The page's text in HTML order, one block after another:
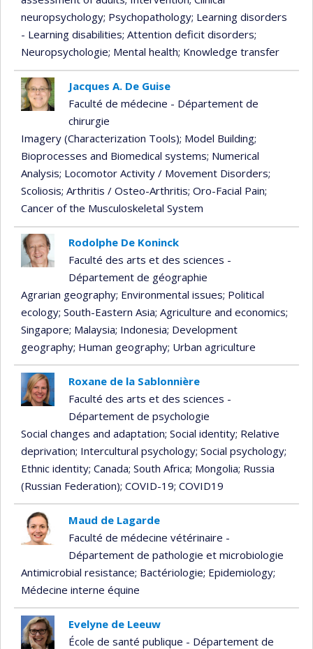
neuropsychology; Psychopathology; Learning disorders
- Learning disabilities; Attention deficit disorders;
Neuropsychologie; Mental health; Knowledge transfer
Jacques A. De Guise
Faculté de médecine - Département de
chirurgie
Imagery (Characterization Tools); Model Building;
Bioprocesses and Biomedical systems; Numerical
Analysis; Locomotor Activity / Movement Disorders;
Scoliosis; Arthritis / Osteo-Arthritis; Oro-Facial Pain;
Cancer of the Musculoskeletal System
Rodolphe De Koninck
Faculté des arts et des sciences -
Département de géographie
Agrarian geography; Environmental issues; Political
ecology; South-Eastern Asia; Agriculture and economics;
Singapore; Malaysia; Indonesia; Development
geography; Human geography; Urban agriculture
Roxane de la Sablonnière
Faculté des arts et des sciences -
Département de psychologie
Social changes and adaptation; Social identity; Relative
deprivation; Intercultural psychology; Social psychology;
Ethnic identity; Canada; South Africa; Mongolia; Russia
(Russian Federation); COVID-19; COVID19
Maud de Lagarde
Faculté de médecine vétérinaire -
Département de pathologie et microbiologie
Antimicrobial resistance; Bactériologie; Epidemiology;
Médecine interne équine
Evelyne de Leeuw
École de santé publique - Département de